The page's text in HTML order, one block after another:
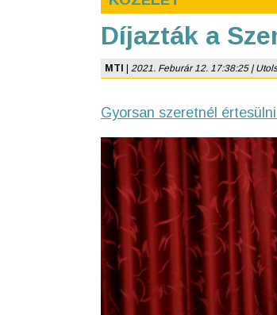
Díjazták a
MTI 2021. Feburár 12. 17:38:25 |
Gyorsan szeretnél